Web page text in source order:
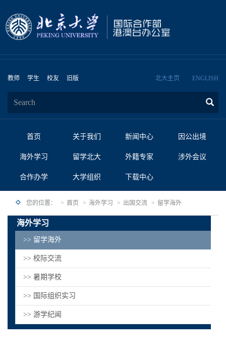
教师 学生 校友 旧版 北大主页 ENGLISH
首页 关于我们 新闻中心 因公出境
海外学习 留学北大 外籍专家 涉外会议
合作办学 大学组织 下载中心
您的位置： 首页 海外学习 出国交流 留学海外
海外学习
>> 留学海外
>> 校际交流
>> 暑期学校
>> 国际组织实习
>> 游学纪闻